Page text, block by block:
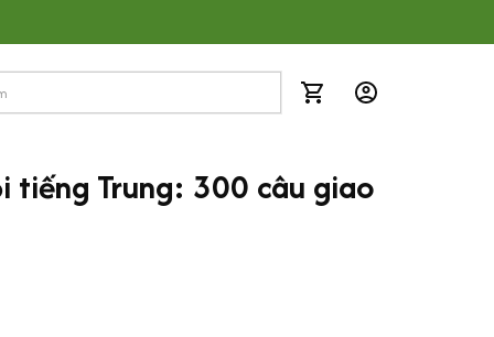
tiếng Trung: 300 câu giao